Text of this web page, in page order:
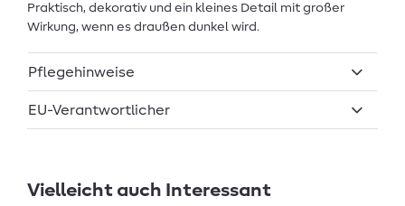
Praktisch, dekorativ und ein kleines Detail mit großer
Wirkung, wenn es draußen dunkel wird.
Pflegehinweise
EU-Verantwortlicher
Vielleicht auch Interessant